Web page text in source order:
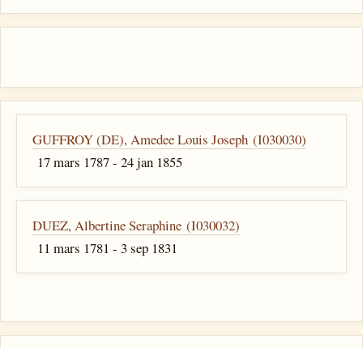
GUFFROY (DE), Amedee Louis Joseph (I030030)
17 mars 1787 - 24 jan 1855
DUEZ, Albertine Seraphine (I030032)
11 mars 1781 - 3 sep 1831